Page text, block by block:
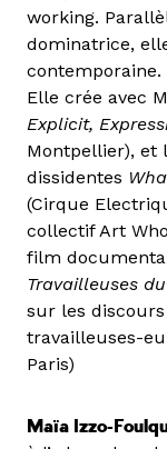
working.
dominatrice,
contemporaine.
Elle crée avec
Explicit,
Montpellier), et
dissidentes
(Cirque
collectif Art
film
Travailleuses
sur les
travailleuses-
Paris)
Maïa Izzo-